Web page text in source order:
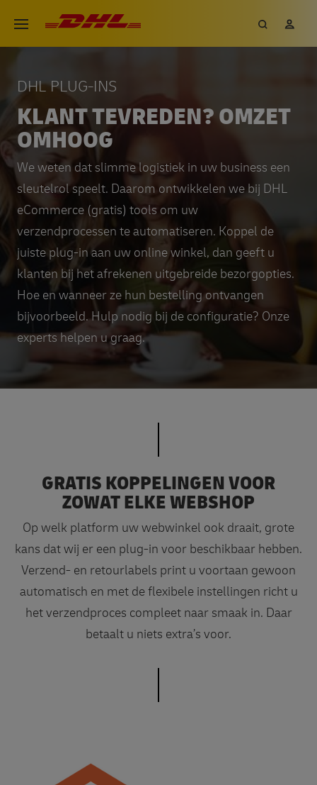
gaan
Open menu
DHL eCommerce, ga naar de
Zoeken
KLANT TEVREDEN? OMZET
OMHOOG
DHL PLUG-INS
We weten dat slimme logistiek in uw business een
sleutelrol speelt. Daarom ontwikkelen we bij DHL
eCommerce (gratis) tools om uw
verzendprocessen te automatiseren. Koppel de
juiste plug-in aan uw online winkel, dan geeft u
klanten bij het afrekenen uitgebreide bezorgopties.
Hoe en wanneer ze hun bestelling ontvangen
bijvoorbeeld. Hulp nodig bij de configuratie? Onze
experts helpen u graag.
GRATIS KOPPELINGEN VOOR
ZOWAT ELKE WEBSHOP
Op welk platform uw webwinkel ook draait, grote
kans dat wij er een plug-in voor beschikbaar hebben.
Verzend- en retourlabels print u voortaan gewoon
automatisch en met de flexibele instellingen richt u
het verzendproces compleet naar smaak in. Daar
betaalt u niets extra’s voor.